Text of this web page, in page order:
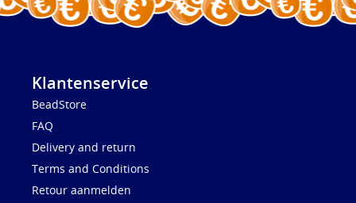
Klantenservice
BeadStore
FAQ
Delivery and return
Terms and Conditions
Retour aanmelden